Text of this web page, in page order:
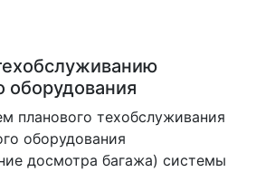
оборудования
планового техобслуживания
оборудования
досмотра багажа) системы